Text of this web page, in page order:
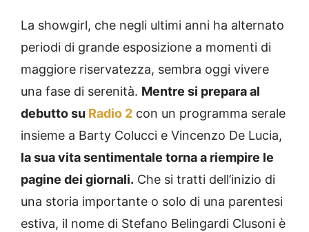
La showgirl, che negli ultimi anni ha alternato
periodi di grande esposizione a momenti di
maggiore riservatezza, sembra oggi vivere
una fase di serenità. Mentre si prepara al
debutto su Radio 2 con un programma serale
insieme a Barty Colucci e Vincenzo De Lucia,
la sua vita sentimentale torna a riempire le
pagine dei giornali. Che si tratti dell’inizio di
una storia importante o solo di una parentesi
estiva, il nome di Stefano Belingardi Clusoni è